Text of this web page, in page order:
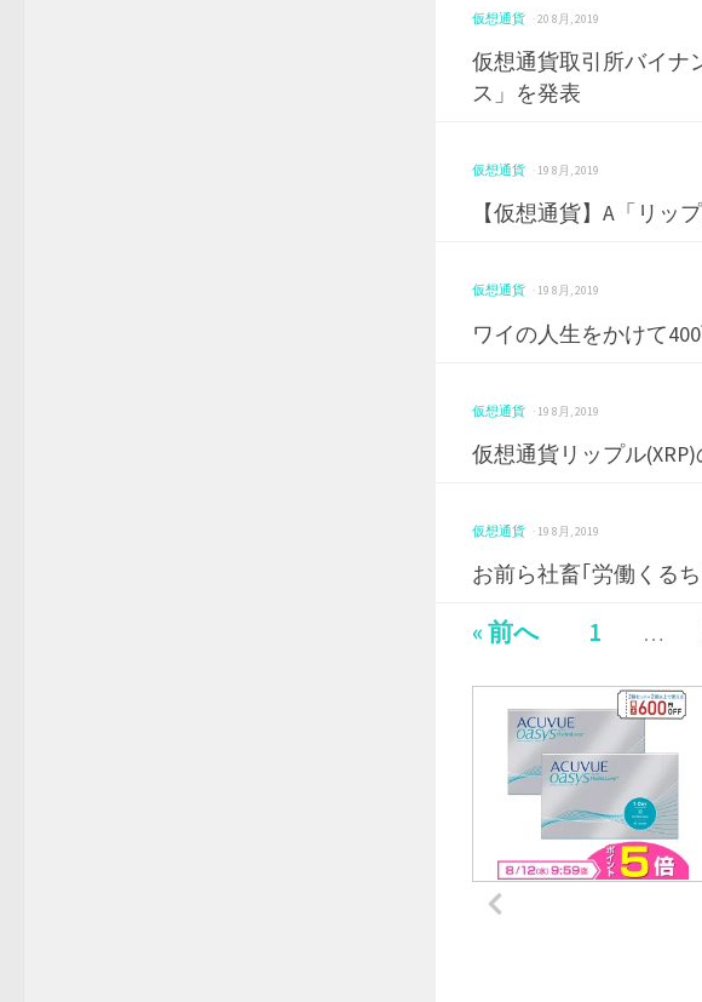
仮想通貨 · 20 8月, 2019
仮想通貨取引所バイナ
ス」を発表
仮想通貨 · 19 8月, 2019
【仮想通貨】A「リッ
仮想通貨 · 19 8月, 2019
ワイの人生をかけて
仮想通貨 · 19 8月, 2019
仮想通貨リップル
仮想通貨 · 19 8月, 2019
お前ら社畜｢労働くる
« 前へ 1 …